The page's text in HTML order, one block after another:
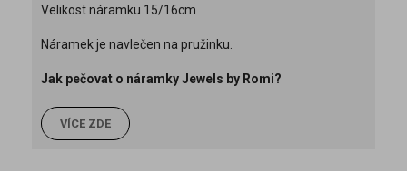
Velikost náramku 15/16cm
Náramek je navlečen na pružinku.
Jak pečovat o náramky Jewels by Romi?
VÍCE ZDE